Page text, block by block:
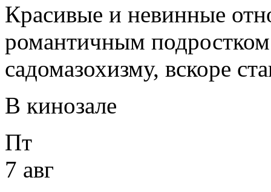
Красивые и невинные
романтичным
садомазохизму, вскоре
В кинозале
Пт
7 авг